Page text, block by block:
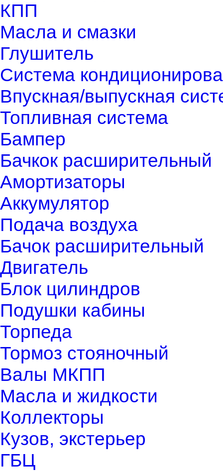
КПП
Масла и смазки
Глушитель
Система
Впускная/выпускная
Топливная система
Бампер
Бачкок расширительный
Амортизаторы
Аккумулятор
Подача воздуха
Бачок расширительный
Двигатель
Блок цилиндров
Подушки кабины
Торпеда
Тормоз стояночный
Валы МКПП
Масла и жидкости
Коллекторы
Кузов, экстерьер
ГБЦ